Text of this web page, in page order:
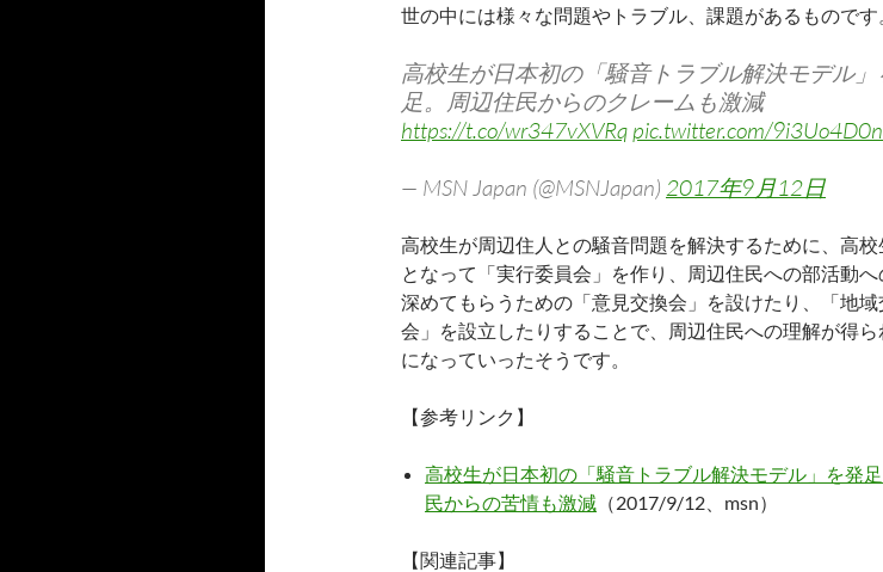
世の中には様々な問題やトラブル、課題があるものです
高校生が日本初の「騒音トラブル解決モデル」
足。周辺住民からのクレームも激減
https://t.co/wr347vXVRq pic.twitter.com/
— MSN Japan (@MSNJapan) 2017年9月12日
高校生が周辺住人との騒音問題を解決するために、高
となって「実行委員会」を作り、周辺住民への部活動へ
深めてもらうための「意見交換会」を設けたり、「地域
会」を設立したりすることで、周辺住民への理解が得ら
になっていったそうです。
【参考リンク】
高校生が日本初の「騒音トラブル解決モデル」を発
民からの苦情も激減 （2017/9/12、msn）
【関連記事】